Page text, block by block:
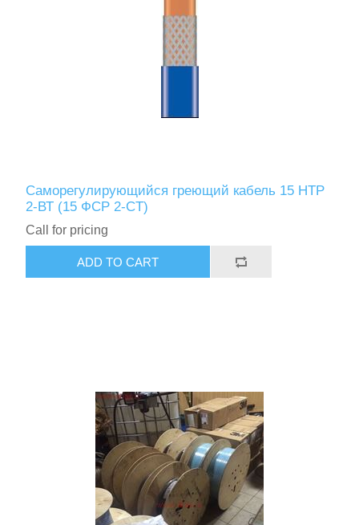
Саморегулирующийся греющий кабель 15 НТР
2-ВТ (15 ФСР 2-СT)
Call for pricing